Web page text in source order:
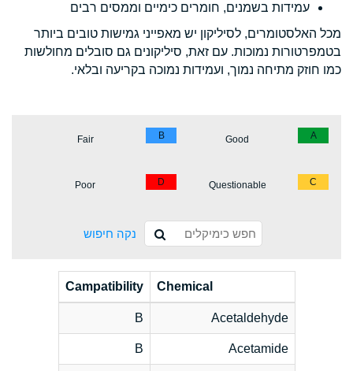
עמידות בשמנים, חומרים כימיים וממסים רבים
מכל האלסטומרים, לסיליקון יש מאפייני גמישות טובים ביותר
בטמפרטורות נמוכות. עם זאת, סיליקונים גם סובלים מחולשות
כמו חוזק מתיחה נמוך, ועמידות נמוכה בקריעה ובלאי.
A
Good
B
Fair
C
Questionable
D
Poor
נקה חיפוש
Chemical
Campatibility
Acetaldehyde
B
Acetamide
B